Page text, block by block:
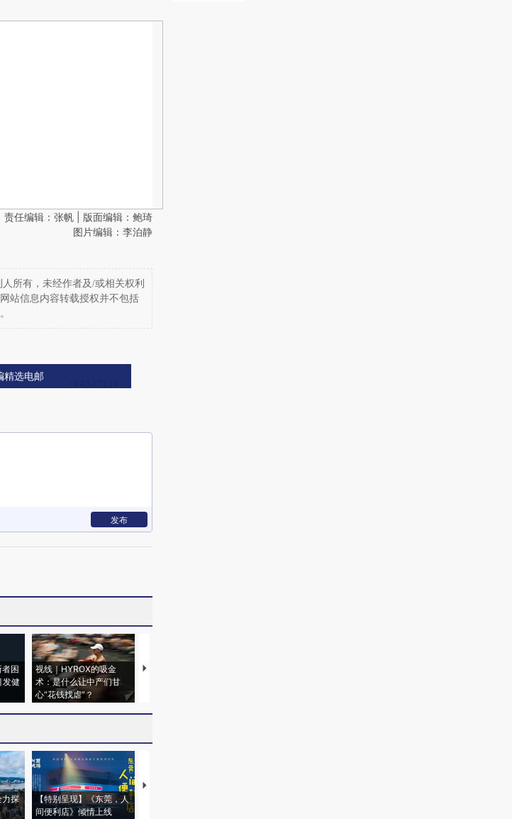
责任编辑：张帆 | 版面编辑：鲍琦
图片编辑：李泊静
所有，未经作者及/或相关权利
站信息内容转载授权并不包括
精选电邮
发布
困
发健
视线｜HYROX的吸金
术：是什么让中产们甘
心“花钱找虐”？
马航飞行员跨国走私7万
力探
【特别呈现】《东莞，人
间便利店》倾情上线
【推广】走进第四届链博